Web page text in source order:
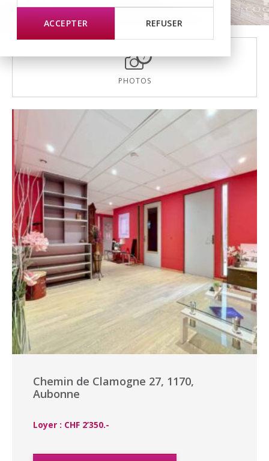
ACCEPTER REFUSER
Exclusivité
7
PHOTOS
Chemin de Clamogne 27, 1170,
Aubonne
Loyer : CHF 2’350.-